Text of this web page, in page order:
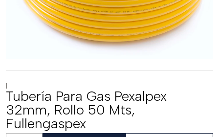
|
Tubería Para Gas Pexalpex
32mm, Rollo 50 Mts,
Fullengaspex